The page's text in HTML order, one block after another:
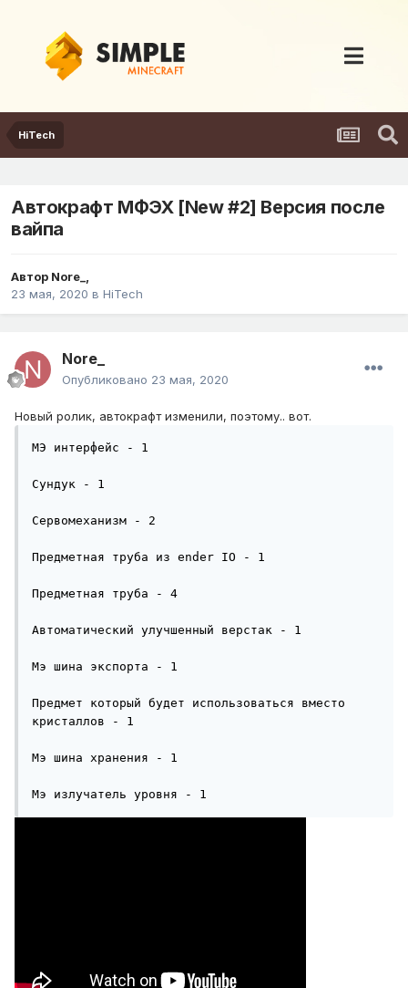
HiTech
Автокрафт МФЭХ [New #2] Версия после
вайпа
Автор Nore_,
23 мая, 2020 в HiTech
Nore_
Опубликовано 23 мая, 2020
Новый ролик, автокрафт изменили, поэтому.. вот.
МЭ интерфейс - 1
Сундук - 1
Сервомеханизм - 2
Предметная труба из ender IO - 1
Предметная труба - 4
Автоматический улучшенный верстак - 1
Мэ шина экспорта - 1
Предмет который будет использоваться вместо
кристаллов - 1
Мэ шина хранения - 1
Мэ излучатель уровня - 1